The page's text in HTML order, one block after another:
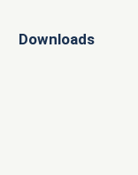
Downloads